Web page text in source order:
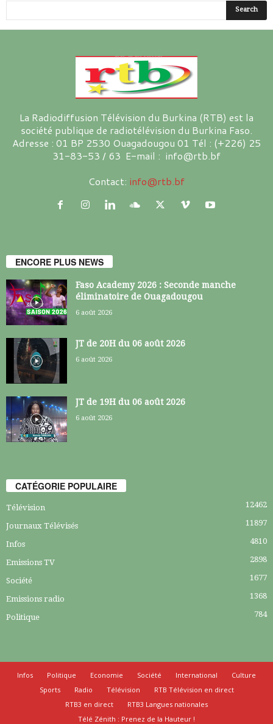
La Radiodiffusion Télévision du Burkina (RTB) est la
société publique de radiotélévision du Burkina Faso.
Adresse : 01 BP 2530 Ouagadougou 01 Tél : (+226) 25
31-83-53 / 63 E-mail : info@rtb.bf
Contact: info@rtb.bf
ENCORE PLUS NEWS
Faso Academy 2026 : Seconde manche
éliminatoire de Ouagadougou
6 août 2026
JT de 20H du 06 août 2026
6 août 2026
JT de 19H du 06 août 2026
6 août 2026
CATÉGORIE POPULAIRE
Télévision 12462
Journaux Télévisés 11897
Infos 4810
Emissions TV 2898
Société 1677
Emissions radio 1368
Politique 784
Infos Politique Economie Société International
Culture
Sports
Radio Télévision
RTB Télévision en direct
RTB3 en direct
RTB3 Langues nationales
Télé Zénith : Prenez de la Hauteur !